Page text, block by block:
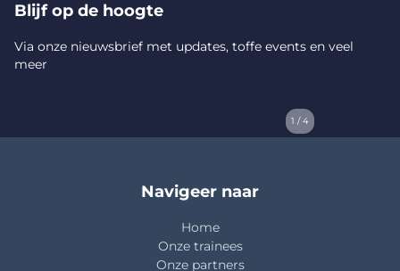
Blijf op de hoogte
Via onze nieuwsbrief met updates, toffe events en veel
meer
1 / 4
Navigeer naar
Home
Onze trainees
Onze partners